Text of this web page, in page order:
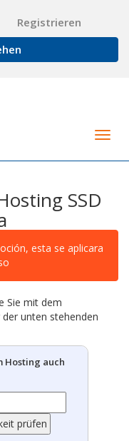
Registrieren
SSD
esta se aplicara
Sie mit dem
unten stehenden
Hosting auch